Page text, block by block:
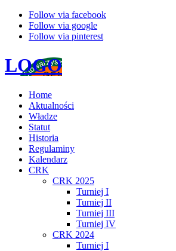
Follow via facebook
Follow via google
Follow via pinterest
LOGO
Home
Aktualności
Władze
Statut
Historia
Regulaminy
Kalendarz
CRK
CRK 2025
Turniej I
Turniej II
Turniej III
Turniej IV
CRK 2024
Turniej I